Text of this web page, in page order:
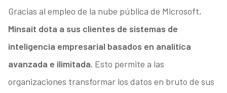
Gracias al empleo de la nube pública de Microsoft,
Minsait dota a sus clientes de sistemas de
inteligencia empresarial basados en analítica
avanzada e ilimitada. Esto permite a las
organizaciones transformar los datos en bruto de sus